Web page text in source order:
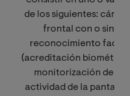
de los siguientes:
frontal con o sin
reconocimiento facial
(acreditación
monitorización de la
actividad de la pantalla